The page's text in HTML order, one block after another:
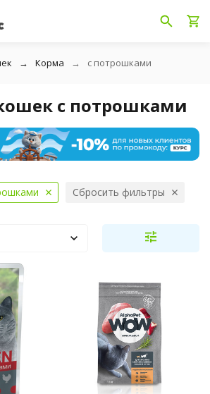
Корма с потрошками
с потрошками
Сбросить фильтры